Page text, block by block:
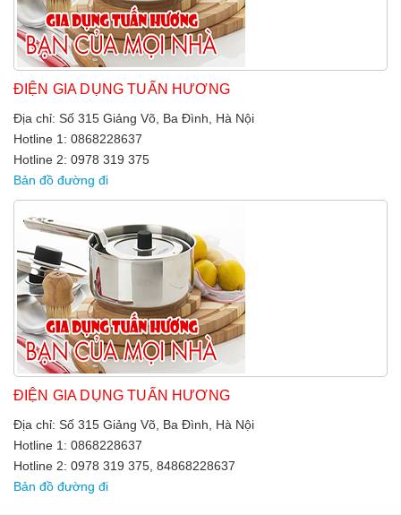
ĐIỆN GIA DỤNG TUẤN HƯƠNG
Địa chỉ: Số 315 Giảng Võ, Ba Đình, Hà Nội
Hotline 1: 0868228637
Hotline 2: 0978 319 375
Bản đồ đường đi
ĐIỆN GIA DỤNG TUẤN HƯƠNG
Địa chỉ: Số 315 Giảng Võ, Ba Đình, Hà Nội
Hotline 1: 0868228637
Hotline 2: 0978 319 375, 84868228637
Bản đồ đường đi